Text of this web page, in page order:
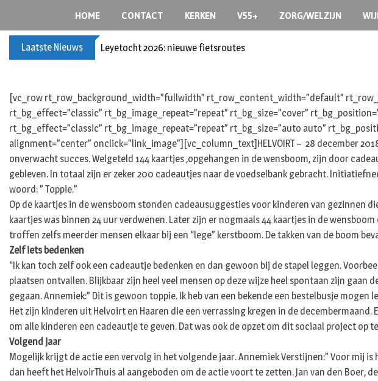
content
HOME CONTACT KERKEN V55+ ZORG/WELZIJN
Laatste Nieuws Leyetocht 2026: nieuwe fietsroutes
[vc_row rt_row_background_width=”fullwidth” rt_row_content_width=”default”
rt_bg_effect=”classic” rt_bg_image_repeat=”repeat” rt_bg_size=”cover”
rt_bg_effect=”classic” rt_bg_image_repeat=”repeat” rt_bg_size=”auto auto”
alignment=”center” onclick=”link_image”][vc_column_text]HELVOIRT – 28 december
onverwacht succes. Welgeteld 144 kaartjes ,opgehangen in de wensboom, zijn door
gebleven. In totaal zijn er zeker 200 cadeautjes naar de voedselbank gebracht.
woord: ” Toppie.”
Op de kaartjes in de wensboom stonden cadeausuggesties voor kinderen van gezinnen
kaartjes was binnen 24 uur verdwenen. Later zijn er nogmaals 44 kaartjes in de
troffen zelfs meerder mensen elkaar bij een “lege” kerstboom. De takken van de boom
Zelf iets bedenken
“Ik kan toch zelf ook een cadeautje bedenken en dan gewoon bij de stapel leggen.
plaatsen ontvallen. Blijkbaar zijn heel veel mensen op deze wijze heel spontaan zijn
gegaan. Annemiek:” Dit is gewoon toppie. Ik heb van een bekende een bestelbusje
Het zijn kinderen uit Helvoirt en Haaren die een verrassing kregen in de
om alle kinderen een cadeautje te geven. Dat was ook de opzet om dit sociaal project op
Volgend jaar
Mogelijk krijgt de actie een vervolg in het volgende jaar. Annemiek Verstijnen:” Voor mij
dan heeft het HelvoirThuis al aangeboden om de actie voort te zetten. Jan van den Boer,